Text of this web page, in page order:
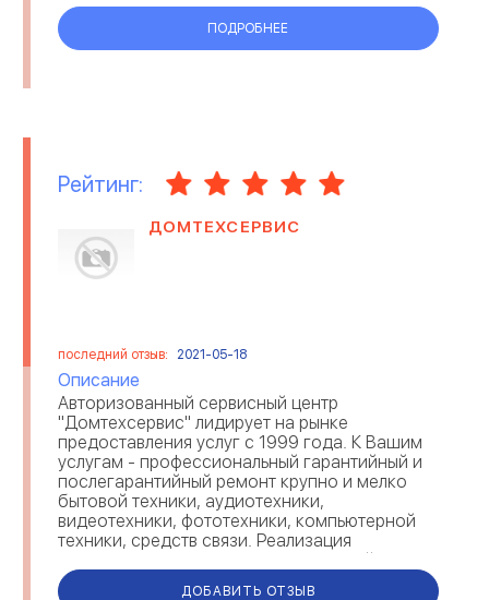
ПОДРОБНЕЕ
Рейтинг:
ДОМТЕХСЕРВИС
последний отзыв: 2021-05-18
Описание
Авторизованный сервисный центр
"Домтехсервис" лидирует на рынке
предоставления услуг с 1999 года. К Вашим
услугам - профессиональный гарантийный и
послегарантийный ремонт крупно и мелко
бытовой техники, аудиотехники,
видеотехники, фототехники, компьютерной
техники, средств связи. Реализация
оригинальных аксессуаров, запчастей, и
комплектующих к Вашей технике. За...
ДОБАВИТЬ ОТЗЫВ